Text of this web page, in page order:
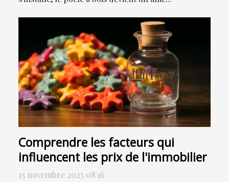
Comprendre les facteurs qui
influencent les prix de l'immobilier
13 novembre 2023 08:16